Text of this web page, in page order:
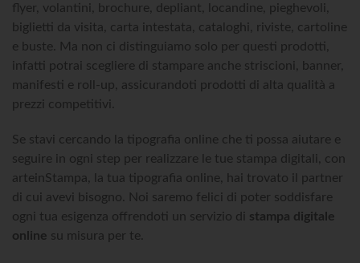
flyer, volantini, brochure, depliant, locandine, pieghevoli,
biglietti da visita, carta intestata, cataloghi, riviste, cartoline
e buste. Ma non ci distinguiamo solo per questi prodotti,
infatti potrai scegliere di stampare anche striscioni, banner,
manifesti e roll-up, assicurandoti prodotti di alta qualità a
prezzi competitivi.
Se stavi cercando la tipografia online che ti possa aiutare e
seguire in ogni step per realizzare le tue stampa digitali, con
arteinStampa, la tua tipografia online, hai trovato il partner
di cui avevi bisogno. Noi saremo felici di poter soddisfare
ogni tua esigenza offrendoti un servizio di stampa digitale
online su misura per te.